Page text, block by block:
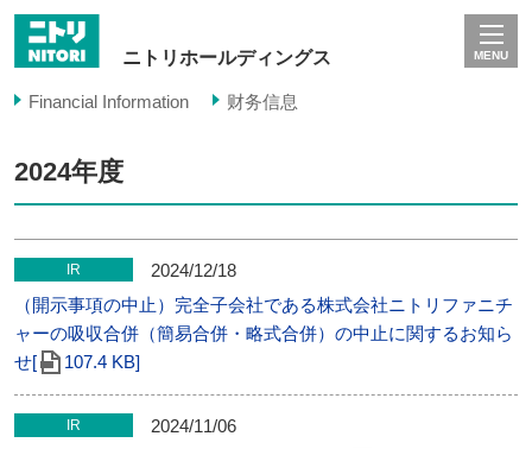
ニトリホールディングス MENU
Financial Information 财务信息
2024年度
IR
2024/12/18
（開示事項の中止）完全子会社である株式会社ニトリファニチ
ャーの吸収合併（簡易合併・略式合併）の中止に関するお知ら
せ[
107.4 KB]
IR
2024/11/06